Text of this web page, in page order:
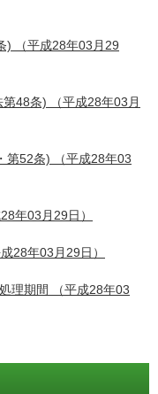
) （平成28年03月29
48条) （平成28年03月
第52条) （平成28年03
年03月29日）
成28年03月29日）
理期間
（平成28年03